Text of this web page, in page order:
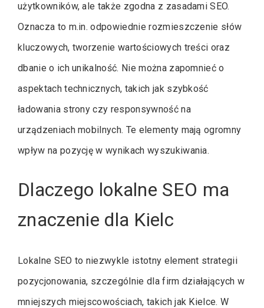
użytkowników, ale także zgodna z zasadami SEO.
Oznacza to m.in. odpowiednie rozmieszczenie słów
kluczowych, tworzenie wartościowych treści oraz
dbanie o ich unikalność. Nie można zapomnieć o
aspektach technicznych, takich jak szybkość
ładowania strony czy responsywność na
urządzeniach mobilnych. Te elementy mają ogromny
wpływ na pozycję w wynikach wyszukiwania.
Dlaczego lokalne SEO ma
znaczenie dla Kielc
Lokalne SEO to niezwykle istotny element strategii
pozycjonowania, szczególnie dla firm działających w
mniejszych miejscowościach, takich jak Kielce. W